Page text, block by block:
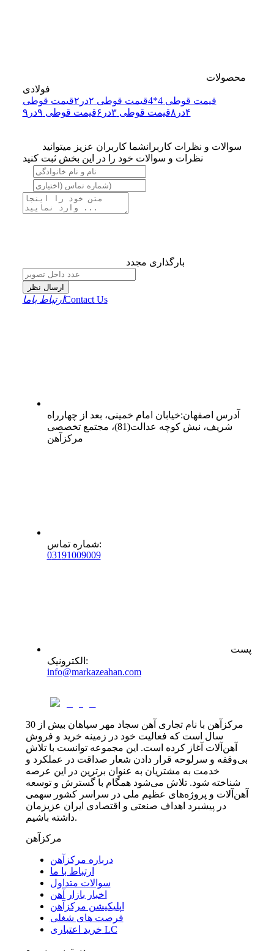
محصولات
فولادی
قیمت قوطی 4*4
قیمت قوطی ۲در۲
قیمت قوطی
۴در۸
قیمت قوطی ۳در۶ قیمت قوطی ۹در۹
سوالات و نظرات کاربرانشما کاربران عزیز میتوانید
نظرات و سوالات خود را در این بخش ثبت کنید
بارگذاری مجدد
ارسال نظر
ارتباط باماContact Us
آدرس اصفهان:خیابان امام خمینی، بعد از چهارراه
شریف، نبش کوچه عدالت(81)، مجتمع تخصصی
مرکزآهن
شماره تماس:
03191009009
پست
الکترونیک :
info@markazeahan.com
مرکزآهن با نام تجاری آهن سجاد مهر سپاهان بیش از 30
سال است که فعالیت خود در زمینه خرید و فروش
آهن‌آلات آغاز کرده است. این مجموعه توانست با تلاش
بی‌وقفه و سرلوحه قرار دادن شعار صداقت در عملکرد و
خدمت به مشتریان به عنوان برترین در این عرصه
شناخته شود. تلاش می‌شود همگام با گسترش و توسعه
آهن‌آلات و پروژه‌های عظیم ملی در سراسر کشور سهمی
در پیشبرد اهداف صنعتی و اقتصادی ایران عزیزمان
داشته باشیم.
مرکزآهن
درباره مرکزآهن
ارتباط با ما
سوالات متداول
اخبار بازار آهن
اپلیکیشن مرکزآهن
فرصت های شغلی
خرید اعتباری LC